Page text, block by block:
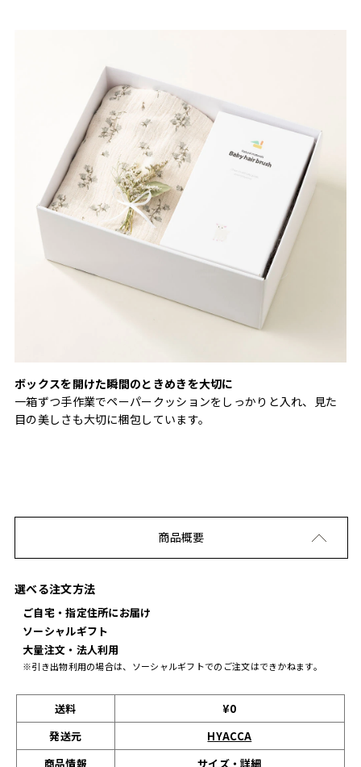
ボックスを開けた瞬間のときめきを大切に
一箱ずつ手作業でペーパークッションをしっかりと入れ、見た
目の美しさも大切に梱包しています。
商品概要
選べる注文方法
ご自宅・指定住所にお届け
ソーシャルギフト
大量注文・法人利用
※引き出物利用の場合は、ソーシャルギフトでのご注文はできかねます。
送料
¥0
発送元
HYACCA
商品情報
サイズ・詳細